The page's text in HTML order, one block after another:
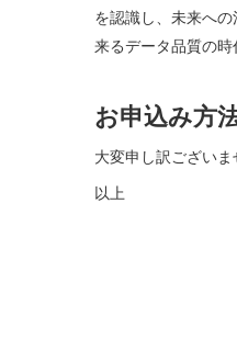
を認識し、未来への
来るデータ品質の時
お申込み方
大変申し訳ござい
以上